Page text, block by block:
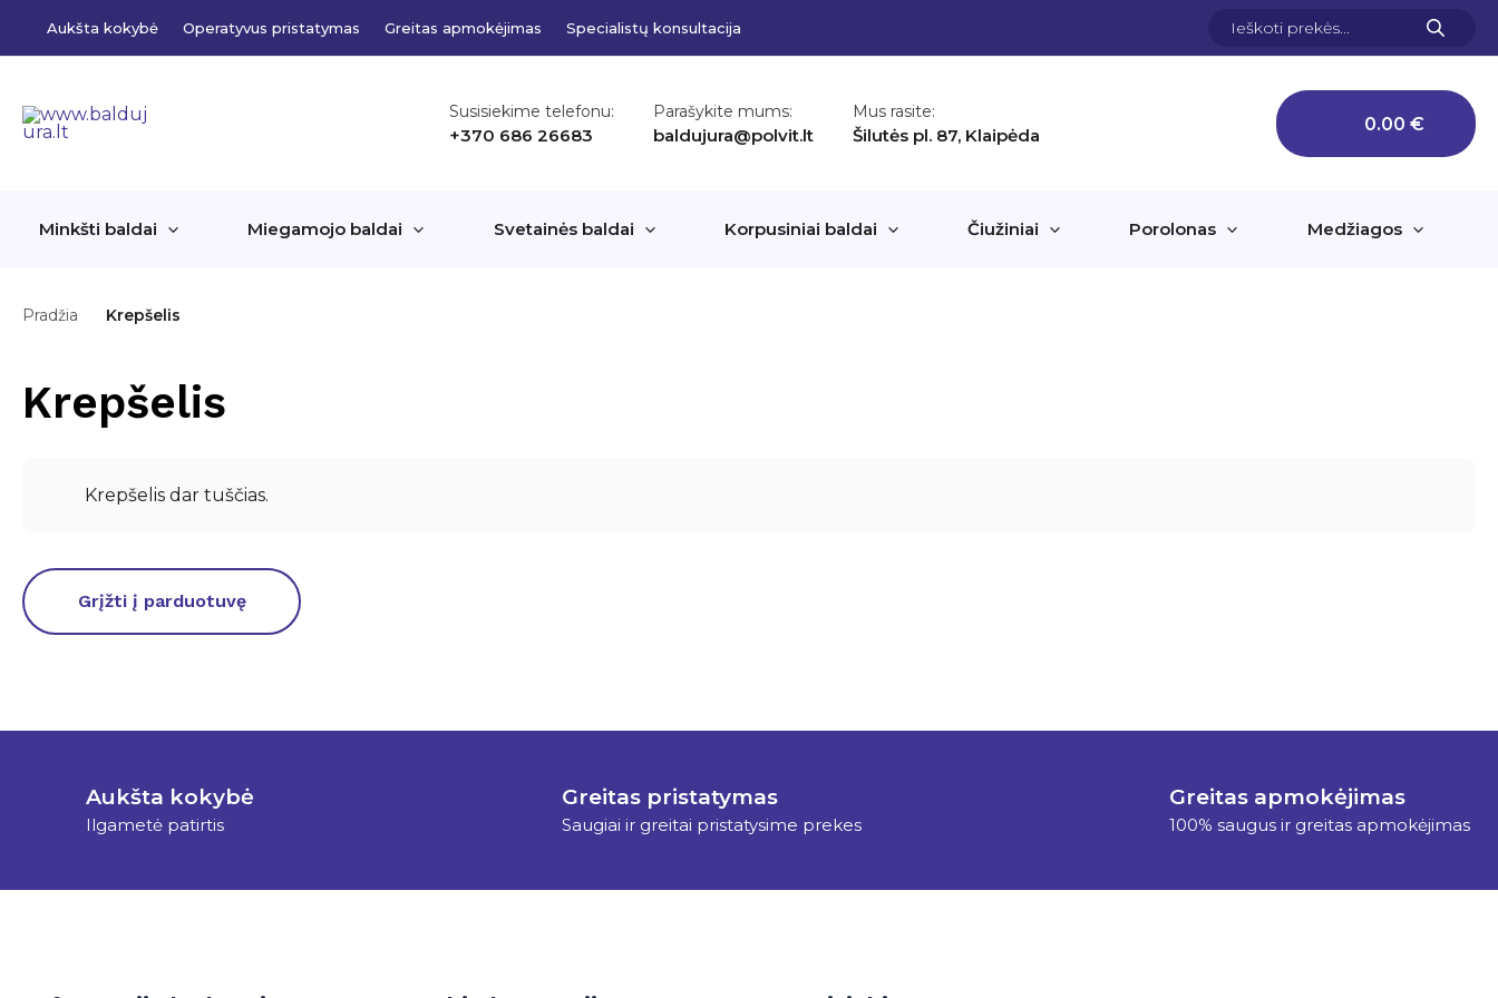
Aukšta kokybė Operatyvus pristatymas Greitas apmokėjimas Specialistų konsultacija
Products
search
Susisiekime telefonu:
+370 686 26683
Parašykite mums:
baldujura@polvit.lt
Mus rasite:
Šilutės pl. 87, Klaipėda
0.00 €
Minkšti baldai Miegamojo baldai Svetainės baldai Korpusiniai baldai Čiužiniai Porolonas Medžiagos
Pradžia Krepšelis
Krepšelis
Krepšelis dar tuščias.
Grįžti į parduotuvę
Aukšta kokybė
Ilgametė patirtis
Greitas pristatymas
Saugiai ir greitai pristatysime prekes
Greitas apmokėjimas
100% saugus ir greitas apmokėjimas